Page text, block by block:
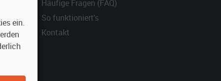
Häufige Fragen (FAQ)
So funktioniert's
Kontakt
ein.